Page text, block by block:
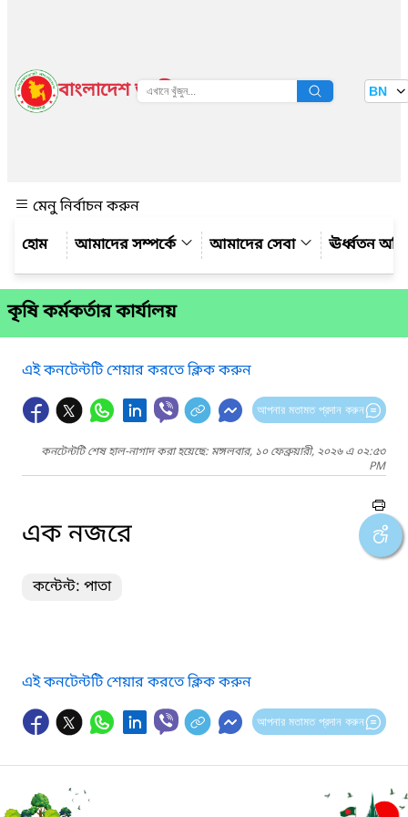
বাংলাদেশ জাতীয় তথ্য বাতায়ন BN
মেনু নির্বাচন করুন
আমাদের সম্পর্কে
আমাদের সেবা ঊর্ধ্বতন
কৃষি কর্মকর্তার কার্যালয়
এই কনটেন্টটি শেয়ার করতে ক্লিক করুন
আপনার মতামত প্রদান করুন
কনটেন্টটি শেষ হাল-নাগাদ করা হয়েছে: মঙ্গলবার, ১০ ফেব্রুয়ারী, ২০২৬ এ ০২:৫৩
PM
এক নজরে
কন্টেন্ট: পাতা
এই কনটেন্টটি শেয়ার করতে ক্লিক করুন
আপনার মতামত প্রদান করুন